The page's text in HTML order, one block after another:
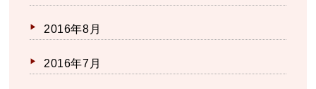
2016年8月
2016年7月